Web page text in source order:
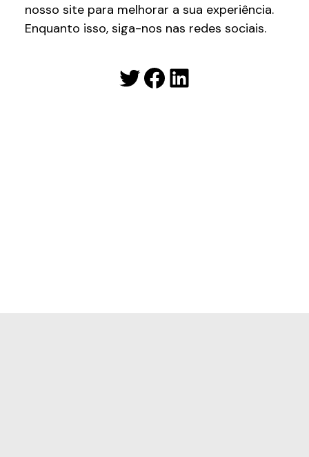
nosso site para melhorar a sua experiência.
Enquanto isso, siga-nos nas redes sociais.
Twitter
Facebook
LinkedIn